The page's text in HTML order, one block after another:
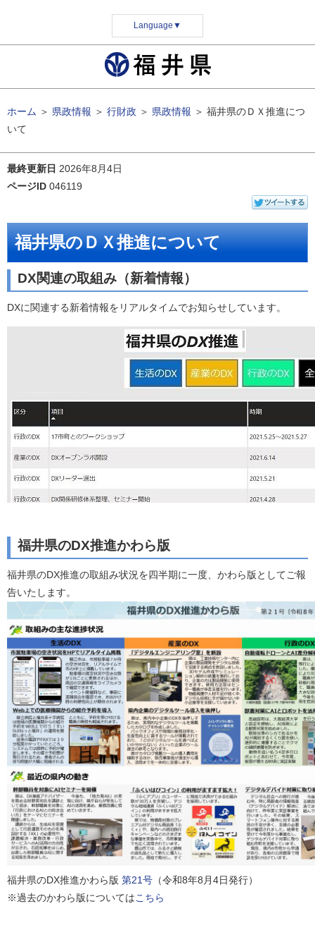
Language ▼
ホーム ＞ 県政情報 ＞ 行財政 ＞ 県政情報 ＞ 福井県のＤＸ推進につ
いて
最終更新日 2026年8月4日
ページID 046119
福井県のＤＸ推進について
DX関連の取組み（新着情報）
DXに関連する新着情報をリアルタイムでお知らせしています。
福井県のDX推進かわら版
福井県のDX推進の取組み状況を四半期に一度、かわら版としてご報
告いたします。
福井県のDX推進かわら版 第21号 （令和8年8月4日発行）
※過去のかわら版についてはこちら